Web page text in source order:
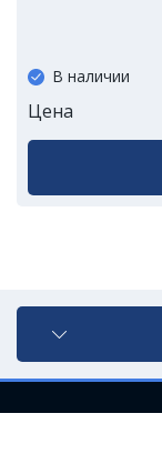
В наличии
Цена